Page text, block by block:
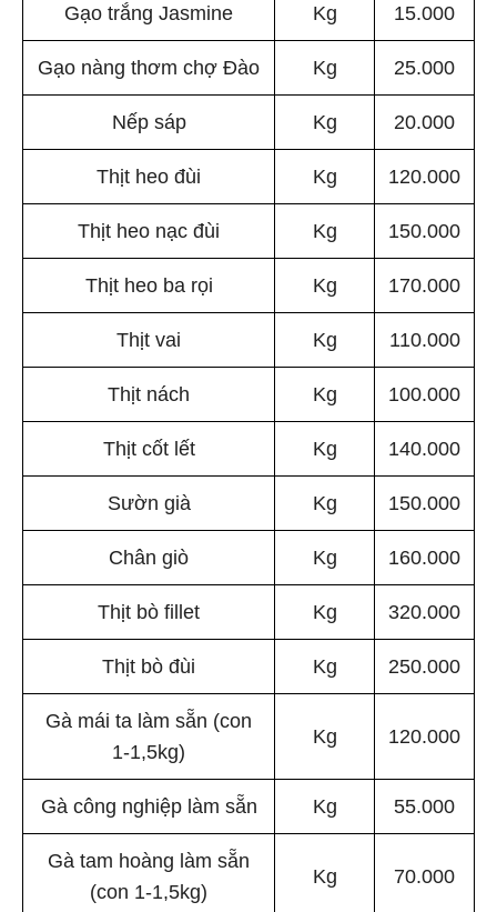
Gạo trắng Jasmine Kg 15.000
Gạo nàng thơm chợ Đào Kg 25.000
Nếp sáp Kg 20.000
Thịt heo đùi Kg 120.000
Thịt heo nạc đùi Kg 150.000
Thịt heo ba rọi Kg 170.000
Thịt vai Kg 110.000
Thịt nách Kg 100.000
Thịt cốt lết Kg 140.000
Sườn già Kg 150.000
Chân giò Kg 160.000
Thịt bò fillet Kg 320.000
Thịt bò đùi Kg 250.000
Gà mái ta làm sẵn (con
1-1,5kg)
Kg 120.000
Gà công nghiệp làm sẵn Kg 55.000
Gà tam hoàng làm sẵn
(con 1-1,5kg)
Kg 70.000